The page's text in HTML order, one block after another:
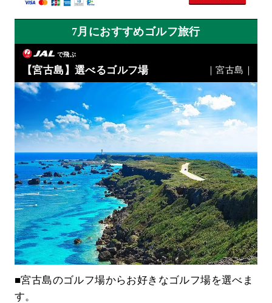
7月におすすめゴルフ旅行
で飛ぶ
【宮古島】選べるゴルフ場 ｜宮古島｜
■宮古島のゴルフ場からお好きなゴルフ場を選べま
す。